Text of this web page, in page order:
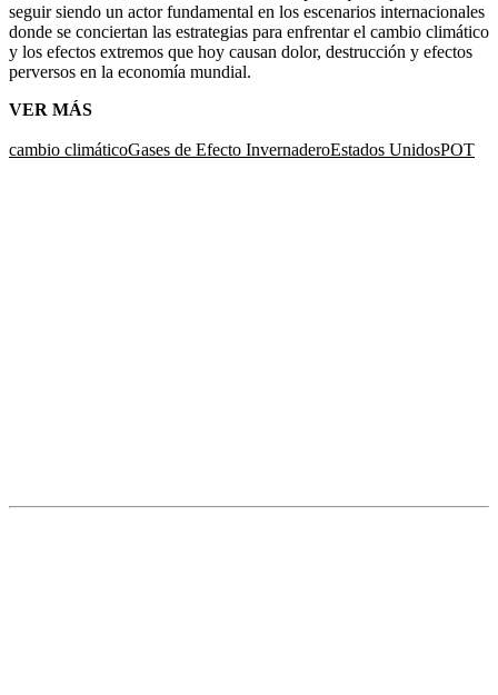
seguir siendo un actor fundamental en los escenarios internacionales
donde se conciertan las estrategias para enfrentar el cambio climático
y los efectos extremos que hoy causan dolor, destrucción y efectos
perversos en la economía mundial.
VER MÁS
cambio climáticoGases de Efecto InvernaderoEstados UnidosPOT